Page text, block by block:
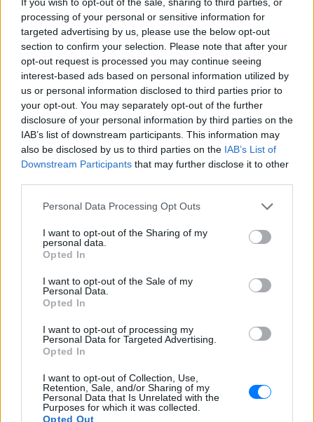
processing of your personal or sensitive information for
targeted advertising by us, please use the below opt-out
section to confirm your selection. Please note that after your
opt-out request is processed you may continue seeing
interest-based ads based on personal information utilized by
us or personal information disclosed to third parties prior to
your opt-out. You may separately opt-out of the further
disclosure of your personal information by third parties on the
IAB’s list of downstream participants. This information may
also be disclosed by us to third parties on the IAB’s List of
Downstream Participants that may further disclose it to other
Personal Data Processing Opt Outs
I want to opt-out of the Sharing of my
personal data.
Opted In
I want to opt-out of the Sale of my
Personal Data.
Opted In
I want to opt-out of processing my
Personal Data for Targeted Advertising.
Opted In
I want to opt-out of Collection, Use,
Retention, Sale, and/or Sharing of my
Personal Data that Is Unrelated with the
Purposes for which it was collected.
Opted Out
στο Λύκειο τις περισσότερες φορές εξισορροπεί η
έκρυθμη κατάσταση μεταξύ των συμμαθητών. Κάτι
βέβαια που δεν παρατηρείται σε κάποιες
περιπτώσεις Επαγγελματικών Λυκείων», εξηγεί ο
Στέφανος Αλεβίζος, ψυχολόγος του Χαμόγελου του
Παιδιού.
ΣΩΜΑΤΙΚΕΣ ΒΛΑΒΕΣ ΑΝΗΛΙΚΩΝ
ΥΠΟΘΕΣΕΙΣ ΔΡΑΣΤΕΣ ΘΥΜΑΤΑ
2020 2021 2020 2021 2020 2021
132 154 194 247 349 327
ΔΡΑΣΤΕΣ ΘΥΜΑΤΑ
8-14 15-18 9-14 15-18
62 185 118 190